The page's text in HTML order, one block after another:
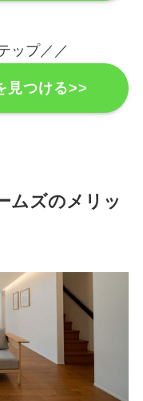
ップ／／
見つける>>
ムズのメリッ